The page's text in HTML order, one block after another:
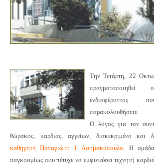
Την Τετάρτη, 22
πραγματοποιηθεί
παρακολουθήσετε.
Ο λόγος για τον
θώρακος, καρδιάς, αγγείων, διακεκριμένο και
καθηγητή Παναγιώτη Ι. Ασημακόπουλο
Η
παγκοσμίως που πέτυχε να εμφυτεύσει τεχνητή